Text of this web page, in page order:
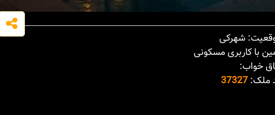
شهرکی
با کاربری مسکونی
خواب:
ملک: 37327